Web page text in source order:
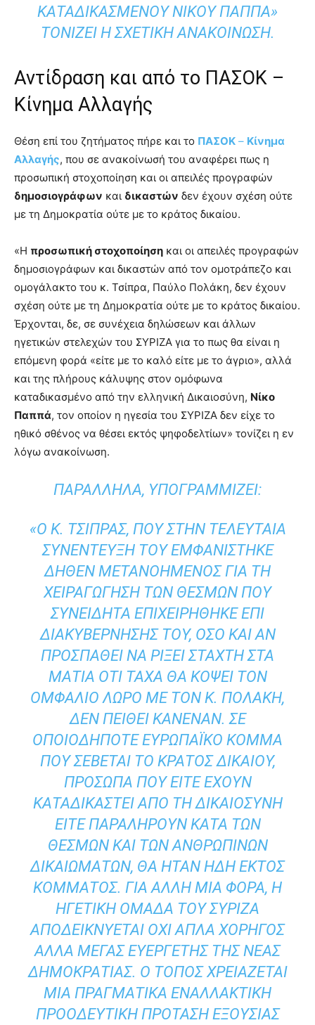
ΚΑΤΑΔΙΚΑΣΜΈΝΟΥ ΝΊΚΟΥ ΠΑΠΠΑ»
ΤΟΝΊΖΕΙ Η ΣΧΕΤΙΚΉ ΑΝΑΚΟΊΝΩΣΗ.
Αντίδραση και από το ΠΑΣΟΚ –
Κίνημα Αλλαγής
Θέση επί του ζητήματος πήρε και το ΠΑΣΟΚ – Κίνημα
Αλλαγής, που σε ανακοίνωσή του αναφέρει πως η
προσωπική στοχοποίηση και οι απειλές προγραφών
δημοσιογράφων και δικαστών δεν έχουν σχέση ούτε
με τη Δημοκρατία ούτε με το κράτος δικαίου.
«Η προσωπική στοχοποίηση και οι απειλές προγραφών
δημοσιογράφων και δικαστών από τον ομοτράπεζο και
ομογάλακτο του κ. Τσίπρα, Παύλο Πολάκη, δεν έχουν
σχέση ούτε με τη Δημοκρατία ούτε με το κράτος δικαίου.
Έρχονται, δε, σε συνέχεια δηλώσεων και άλλων
ηγετικών στελεχών του ΣΥΡΙΖΑ για το πως θα είναι η
επόμενη φορά «είτε με το καλό είτε με το άγριο», αλλά
και της πλήρους κάλυψης στον ομόφωνα
καταδικασμένο από την ελληνική Δικαιοσύνη, Νίκο
Παππά, τον οποίον η ηγεσία του ΣΥΡΙΖΑ δεν είχε το
ηθικό σθένος να θέσει εκτός ψηφοδελτίων» τονίζει η εν
λόγω ανακοίνωση.
ΠΑΡΆΛΛΗΛΑ, ΥΠΟΓΡΑΜΜΊΖΕΙ:
«Ο Κ. ΤΣΊΠΡΑΣ, ΠΟΥ ΣΤΗΝ ΤΕΛΕΥΤΑΊΑ
ΣΥΝΈΝΤΕΥΞΗ ΤΟΥ ΕΜΦΑΝΊΣΤΗΚΕ
ΔΉΘΕΝ ΜΕΤΑΝΟΗΜΈΝΟΣ ΓΙΑ ΤΗ
ΧΕΙΡΑΓΏΓΗΣΗ ΤΩΝ ΘΕΣΜΏΝ ΠΟΥ
ΣΥΝΕΙΔΗΤΆ ΕΠΙΧΕΙΡΉΘΗΚΕ ΕΠΊ
ΔΙΑΚΥΒΈΡΝΗΣΉΣ ΤΟΥ, ΌΣΟ ΚΑΙ ΑΝ
ΠΡΟΣΠΑΘΕΊ ΝΑ ΡΊΞΕΙ ΣΤΆΧΤΗ ΣΤΑ
ΜΆΤΙΑ ΌΤΙ ΤΆΧΑ ΘΑ ΚΌΨΕΙ ΤΟΝ
ΟΜΦΆΛΙΟ ΛΏΡΟ ΜΕ ΤΟΝ Κ. ΠΟΛΆΚΗ,
ΔΕΝ ΠΕΊΘΕΙ ΚΑΝΈΝΑΝ. ΣΕ
ΟΠΟΙΟΔΉΠΟΤΕ ΕΥΡΩΠΑΪΚΌ ΚΌΜΜΑ
ΠΟΥ ΣΈΒΕΤΑΙ ΤΟ ΚΡΆΤΟΣ ΔΙΚΑΊΟΥ,
ΠΡΌΣΩΠΑ ΠΟΥ ΕΊΤΕ ΈΧΟΥΝ
ΚΑΤΑΔΙΚΑΣΤΕΊ ΑΠΌ ΤΗ ΔΙΚΑΙΟΣΎΝΗ
ΕΊΤΕ ΠΑΡΑΛΗΡΟΎΝ ΚΑΤΆ ΤΩΝ
ΘΕΣΜΏΝ ΚΑΙ ΤΩΝ ΑΝΘΡΩΠΊΝΩΝ
ΔΙΚΑΙΩΜΆΤΩΝ, ΘΑ ΉΤΑΝ ΉΔΗ ΕΚΤΌΣ
ΚΌΜΜΑΤΟΣ. ΓΙΑ ΆΛΛΗ ΜΙΑ ΦΟΡΆ, Η
ΗΓΕΤΙΚΉ ΟΜΆΔΑ ΤΟΥ ΣΥΡΙΖΑ
ΑΠΟΔΕΙΚΝΎΕΤΑΙ ΌΧΙ ΑΠΛΆ ΧΟΡΗΓΌΣ
ΑΛΛΆ ΜΈΓΑΣ ΕΥΕΡΓΈΤΗΣ ΤΗΣ ΝΈΑΣ
ΔΗΜΟΚΡΑΤΊΑΣ. Ο ΤΌΠΟΣ ΧΡΕΙΆΖΕΤΑΙ
ΜΙΑ ΠΡΑΓΜΑΤΙΚΆ ΕΝΑΛΛΑΚΤΙΚΉ
ΠΡΟΟΔΕΥΤΙΚΉ ΠΡΌΤΑΣΗ ΕΞΟΥΣΊΑΣ